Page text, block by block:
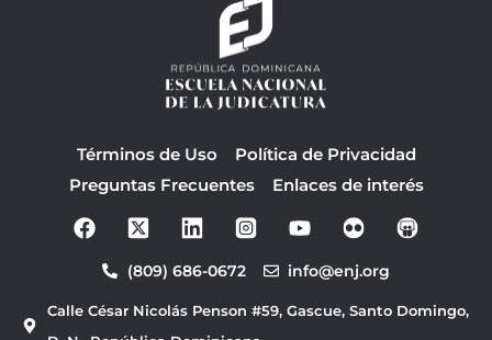
Términos de Uso
Política de Privacidad
Preguntas Frecuentes
Enlaces de interés
F
a
b
o
o
t
b
(809) 686-0672 info@enj.org
Calle César Nicolás Penson #59, Gascue, Santo Domingo,